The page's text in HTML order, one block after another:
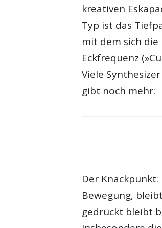
kreativen
Typ ist das
mit dem sich
Eckfrequenz
Viele
gibt noch mehr:
Der
Bewegung,
gedrückt bleibt